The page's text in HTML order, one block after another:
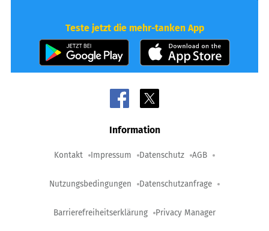
Teste jetzt die mehr-tanken App
Information
Kontakt Impressum Datenschutz AGB
Nutzungsbedingungen Datenschutzanfrage
Barrierefreiheitserklärung Privacy Manager